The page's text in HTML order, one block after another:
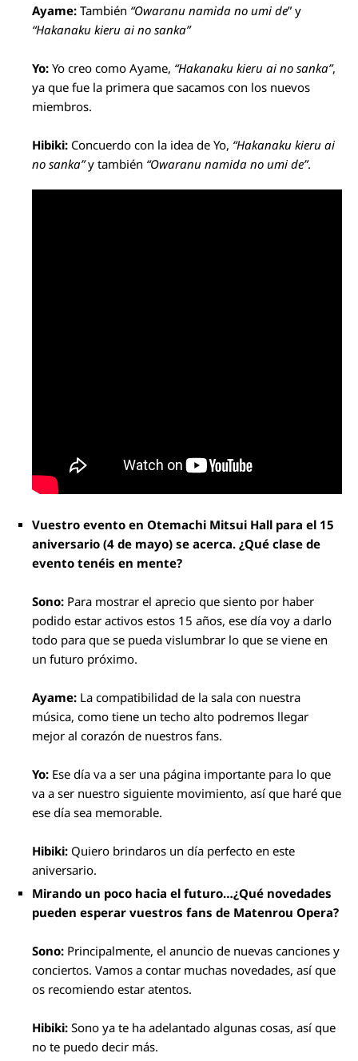
Ayame: También “Owaranu namida no umi de” y
“Hakanaku kieru ai no sanka”
Yo: Yo creo como Ayame, “Hakanaku kieru ai no sanka”,
ya que fue la primera que sacamos con los nuevos
miembros.
Hibiki: Concuerdo con la idea de Yo, “Hakanaku kieru ai
no sanka”y también “Owaranu namida no umi de”.
Vuestro evento en Otemachi Mitsui Hall para el 15
aniversario (4 de mayo) se acerca. ¿Qué clase de
evento tenéis en mente?
Sono: Para mostrar el aprecio que siento por haber
podido estar activos estos 15 años, ese día voy a darlo
todo para que se pueda vislumbrar lo que se viene en
un futuro próximo.
Ayame: La compatibilidad de la sala con nuestra
música, como tiene un techo alto podremos llegar
mejor al corazón de nuestros fans.
Yo: Ese día va a ser una página importante para lo que
va a ser nuestro siguiente movimiento, así que haré que
ese día sea memorable.
Hibiki: Quiero brindaros un día perfecto en este
aniversario.
Mirando un poco hacia el futuro…¿Qué novedades
pueden esperar vuestros fans de Matenrou Opera?
Sono: Principalmente, el anuncio de nuevas canciones y
conciertos. Vamos a contar muchas novedades, así que
os recomiendo estar atentos.
Hibiki: Sono ya te ha adelantado algunas cosas, así que
no te puedo decir más.